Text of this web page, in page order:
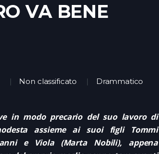
VA BENE
Non classificato Drammatico
in modo precario del suo lavoro di
assieme ai suoi figli Tommi
e Viola (Marta Nobili), appena